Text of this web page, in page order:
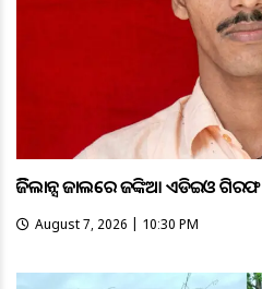
ଭିଜିଲାନ୍ସ ଜାଲରେ ଜଙ୍କିଆ ଏଡିଇଓ ଗିରଫ
August 7, 2026 | 10:30 PM